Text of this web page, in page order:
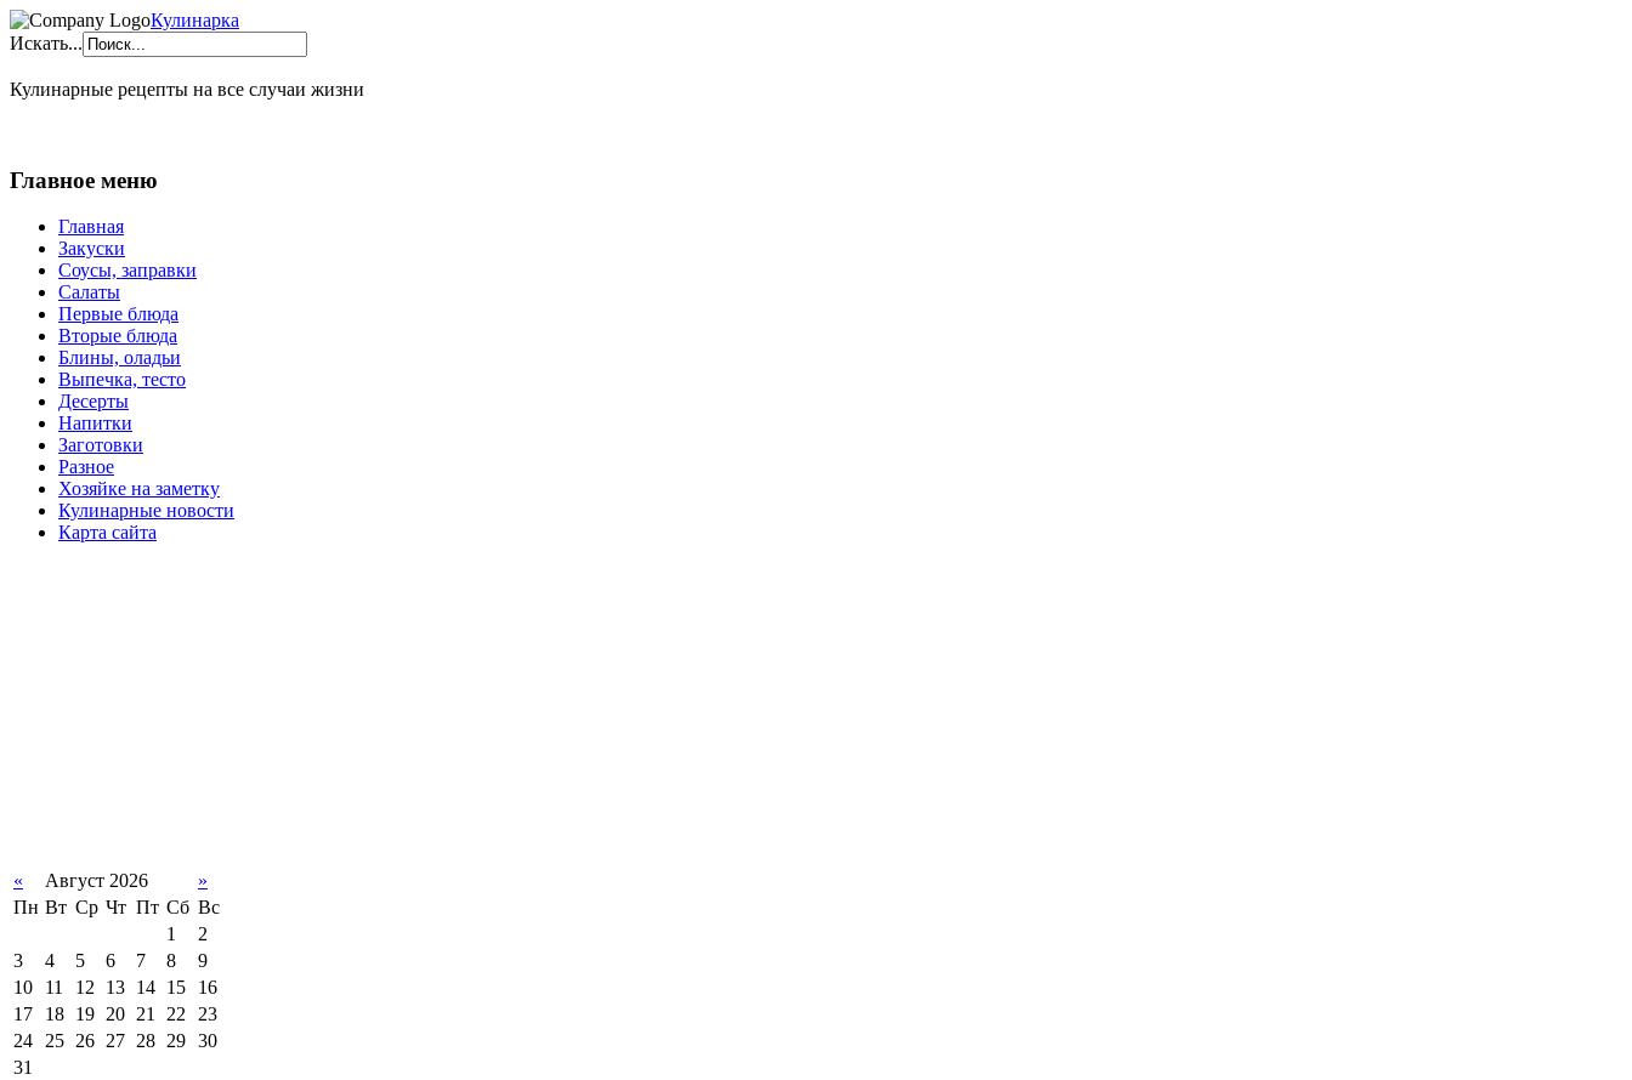
Кулинарка
Искать...
Кулинарные рецепты на все случаи жизни
Главное меню
Главная
Закуски
Соусы, заправки
Салаты
Первые блюда
Вторые блюда
Блины, оладьи
Выпечка, тесто
Десерты
Напитки
Заготовки
Разное
Хозяйке на заметку
Кулинарные новости
Карта сайта
« Август 2026
»
Пн Вт Ср Чт Пт Сб Вс
1
2
3
4 5 6 7 8
9
10
11 12 13 14 15
16
17
18 19 20 21 22 23
24 25 26 27 28 29 30
31